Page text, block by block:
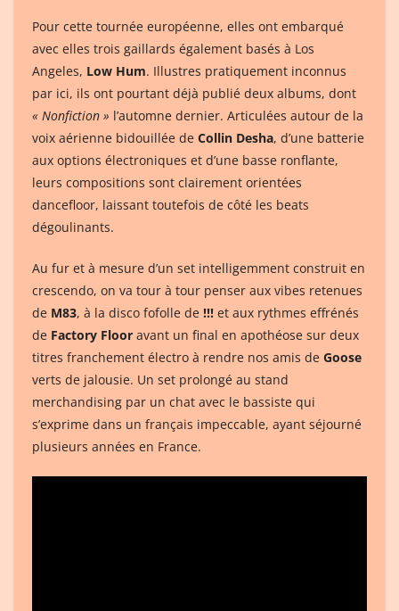
Pour cette tournée européenne, elles ont embarqué
avec elles trois gaillards également basés à Los
Angeles, Low Hum. Illustres pratiquement inconnus
par ici, ils ont pourtant déjà publié deux albums, dont
« Nonfiction » l’automne dernier. Articulées autour de la
voix aérienne bidouillée de Collin Desha, d’une batterie
aux options électroniques et d’une basse ronflante,
leurs compositions sont clairement orientées
dancefloor, laissant toutefois de côté les beats
dégoulinants.
Au fur et à mesure d’un set intelligemment construit en
crescendo, on va tour à tour penser aux vibes retenues
de M83, à la disco fofolle de !!! et aux rythmes effrénés
de Factory Floor avant un final en apothéose sur deux
titres franchement électro à rendre nos amis de Goose
verts de jalousie. Un set prolongé au stand
merchandising par un chat avec le bassiste qui
s’exprime dans un français impeccable, ayant séjourné
plusieurs années en France.